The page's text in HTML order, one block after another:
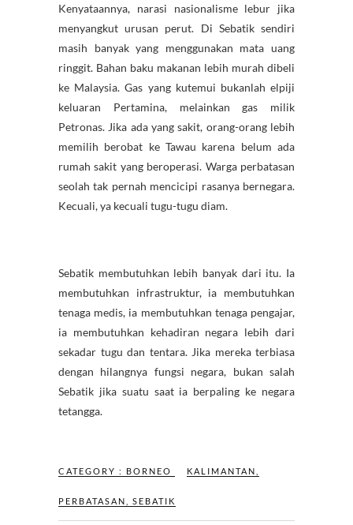
Kenyataannya, narasi nasionalisme lebur jika
menyangkut urusan perut. Di Sebatik sendiri
masih banyak yang menggunakan mata uang
ringgit. Bahan baku makanan lebih murah dibeli
ke Malaysia. Gas yang kutemui bukanlah elpiji
keluaran Pertamina, melainkan gas milik
Petronas. Jika ada yang sakit, orang-orang lebih
memilih berobat ke Tawau karena belum ada
rumah sakit yang beroperasi. Warga perbatasan
seolah tak pernah mencicipi rasanya bernegara.
Kecuali, ya kecuali tugu-tugu diam.
Sebatik membutuhkan lebih banyak dari itu. Ia
membutuhkan infrastruktur, ia membutuhkan
tenaga medis, ia membutuhkan tenaga pengajar,
ia membutuhkan kehadiran negara lebih dari
sekadar tugu dan tentara. Jika mereka terbiasa
dengan hilangnya fungsi negara, bukan salah
Sebatik jika suatu saat ia berpaling ke negara
tetangga.
CATEGORY : BORNEO KALIMANTAN
PERBATASAN SEBATIK